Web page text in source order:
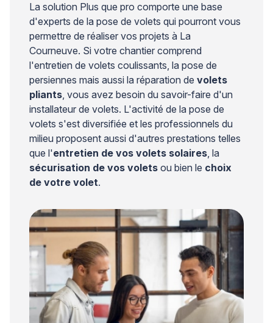
La solution Plus que pro comporte une base
d'experts de la pose de volets qui pourront vous
permettre de réaliser vos projets à La
Courneuve. Si votre chantier comprend
l'entretien de volets coulissants, la pose de
persiennes mais aussi la réparation de volets
pliants, vous avez besoin du savoir-faire d'un
installateur de volets. L'activité de la pose de
volets s'est diversifiée et les professionnels du
milieu proposent aussi d'autres prestations telles
que l'entretien de vos volets solaires, la
sécurisation de vos volets ou bien le choix
de votre volet.